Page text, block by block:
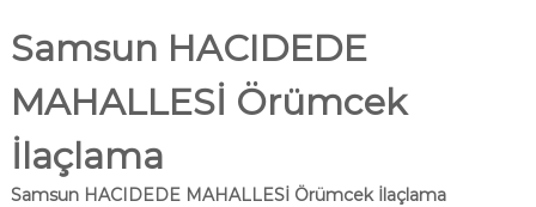
Samsun HACIDEDE
MAHALLESİ Örümcek
İlaçlama
Samsun HACIDEDE MAHALLESİ Örümcek İlaçlama